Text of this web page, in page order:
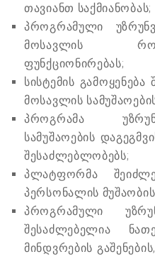
თავიანთ საქმიანობას;
პროგრამული
მოსავლის
ფუნქციონირებას;
სისტემის
მოსავლის
პროგრამა
სამუშაოების
შესაძლებლობებს;
პლატფორმა
პერსონალის
პროგრამული
შესაძლებელია
მინდვრების